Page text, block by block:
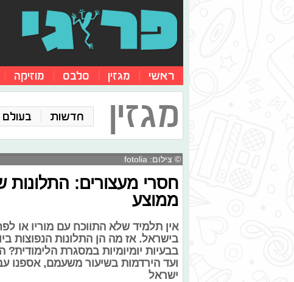
ראשי מגזין סלבס מוזיקה
מגזין חדשות בעולם
© צילום: fotolia
חסרי מעצורים:
ממוצע
אין תלמיד שלא התווכח עם מוריו או
בישראל. אז מה הן התלונות הנפוצות
בבעיות יומיומיות במסגרת
ועד הירדמות בשיעור משעמם, אספנו
ישראל